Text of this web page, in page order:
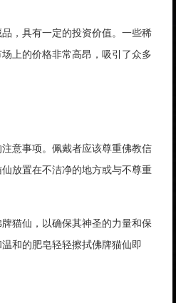
，具有一定的投资价值。一些稀
上的价格非常高昂，吸引了众多
意事项。佩戴者应该尊重佛教信
放置在不洁净的地方或与不尊重
猫仙，以确保其神圣的力量和保
和的肥皂轻轻擦拭佛牌猫仙即